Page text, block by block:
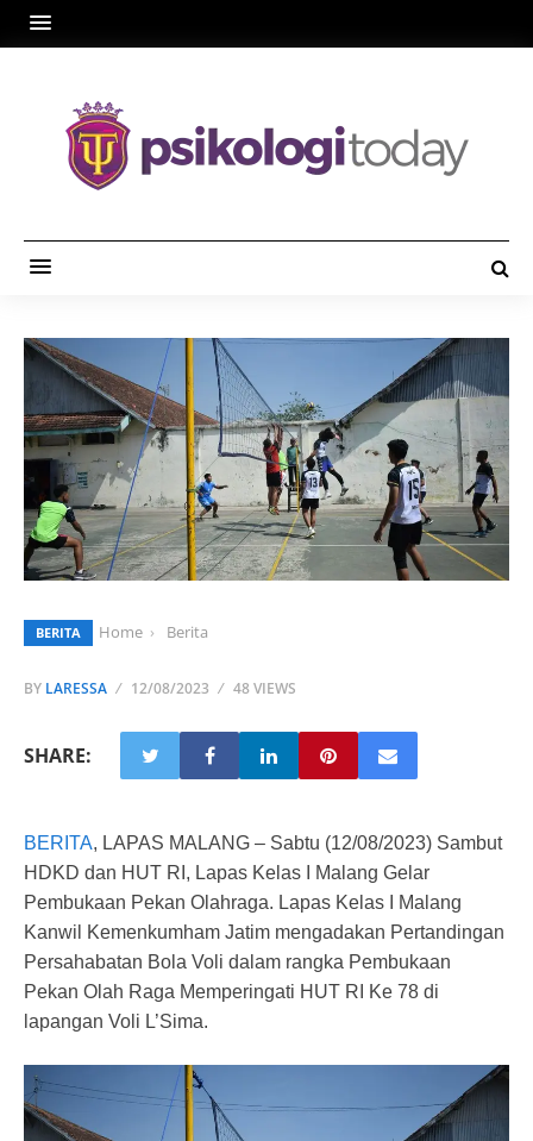
BERITA Home Berita
BY LARESSA 12/08/2023 48 VIEWS
SHARE:
BERITA, LAPAS MALANG – Sabtu (12/08/2023) Sambut
HDKD dan HUT RI, Lapas Kelas I Malang Gelar
Pembukaan Pekan Olahraga. Lapas Kelas I Malang
Kanwil Kemenkumham Jatim mengadakan Pertandingan
Persahabatan Bola Voli dalam rangka Pembukaan
Pekan Olah Raga Memperingati HUT RI Ke 78 di
lapangan Voli L’Sima.